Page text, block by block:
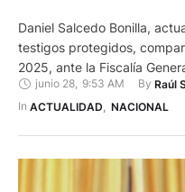
Daniel Salcedo Bonilla,
testigos protegidos,
2025, ante la Fiscalía
anticipado. Su testimonio
el asesinato del
junio 28, 9:53 AM By Raúl
In ACTUALIDAD NACIONAL